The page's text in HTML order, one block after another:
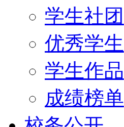
学生社团
优秀学生
学生作品
成绩榜单